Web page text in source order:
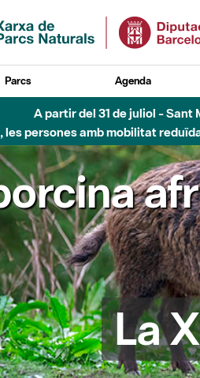
Parcs Agenda
A partir del 31 de juliol -
les persones amb mobilitat
La